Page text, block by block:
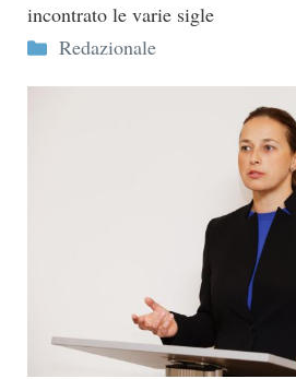
incontrato le varie sigle
Categorie
Redazionale